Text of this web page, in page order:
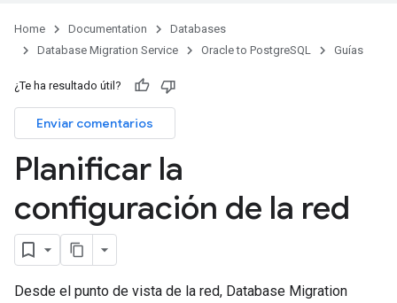
Home Documentation
Databases
Database Migration Service
Oracle to PostgreSQL Guías
¿Te ha resultado útil?
Enviar comentarios
Planificar la
configuración de la red
Desde el punto de vista de la red, Database Migration